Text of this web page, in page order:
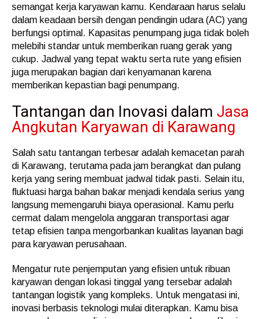
semangat kerja karyawan kamu. Kendaraan harus selalu
dalam keadaan bersih dengan pendingin udara (AC) yang
berfungsi optimal. Kapasitas penumpang juga tidak boleh
melebihi standar untuk memberikan ruang gerak yang
cukup. Jadwal yang tepat waktu serta rute yang efisien
juga merupakan bagian dari kenyamanan karena
memberikan kepastian bagi penumpang.
Tantangan dan Inovasi dalam Jasa
Angkutan Karyawan di Karawang
Salah satu tantangan terbesar adalah kemacetan parah
di Karawang, terutama pada jam berangkat dan pulang
kerja yang sering membuat jadwal tidak pasti. Selain itu,
fluktuasi harga bahan bakar menjadi kendala serius yang
langsung memengaruhi biaya operasional. Kamu perlu
cermat dalam mengelola anggaran transportasi agar
tetap efisien tanpa mengorbankan kualitas layanan bagi
para karyawan perusahaan.
Mengatur rute penjemputan yang efisien untuk ribuan
karyawan dengan lokasi tinggal yang tersebar adalah
tantangan logistik yang kompleks. Untuk mengatasi ini,
inovasi berbasis teknologi mulai diterapkan. Kamu bisa